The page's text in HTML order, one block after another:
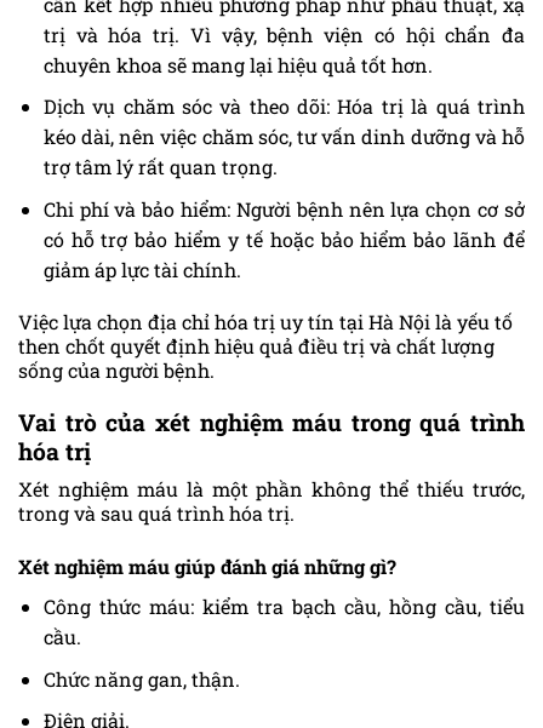
trị và hóa trị. Vì vậy, bệnh viện có hội chẩn đa
chuyên khoa sẽ mang lại hiệu quả tốt hơn.
Dịch vụ chăm sóc và theo dõi: Hóa trị là quá trình
kéo dài, nên việc chăm sóc, tư vấn dinh dưỡng và hỗ
trợ tâm lý rất quan trọng.
Chi phí và bảo hiểm: Người bệnh nên lựa chọn cơ sở
có hỗ trợ bảo hiểm y tế hoặc bảo hiểm bảo lãnh để
giảm áp lực tài chính.
Việc lựa chọn địa chỉ hóa trị uy tín tại Hà Nội là yếu tố
then chốt quyết định hiệu quả điều trị và chất lượng
sống của người bệnh.
Vai trò của xét nghiệm máu trong quá trình
hóa trị
Xét nghiệm máu là một phần không thể thiếu trước,
trong và sau quá trình hóa trị.
Xét nghiệm máu giúp đánh giá những gì?
Công thức máu: kiểm tra bạch cầu, hồng cầu, tiểu
cầu.
Chức năng gan, thận.
Điện giải.